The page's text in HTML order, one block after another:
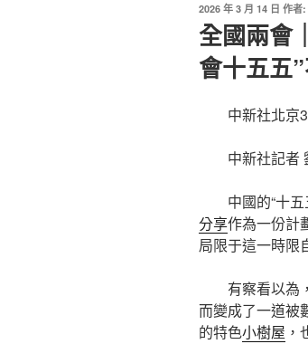
發
佈
於
2026 年 3 月 14 日 作者:
全國兩會
會十五五
中新社北京
中新社記者
中國的“十
分享作為一份計
局限于這一時限
有察看以為
而變成了一道被
的特色小樹屋 ，